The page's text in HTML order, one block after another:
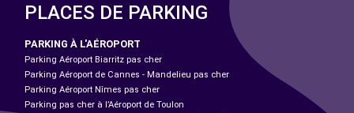
PLACES DE PARKING
PARKING À L'AÉROPORT
Parking Aéroport Biarritz pas cher
Parking Aéroport de Cannes - Mandelieu pas cher
Parking Aéroport Nîmes pas cher
Parking pas cher à l’Aéroport de Toulon